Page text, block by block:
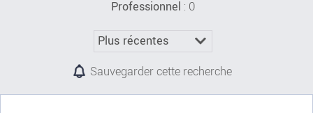
Professionnel : 0
Sauvegarder cette recherche